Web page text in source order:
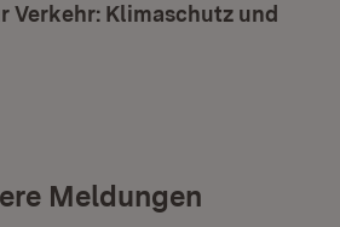
Verkehr: Klimaschutz und
Meldungen